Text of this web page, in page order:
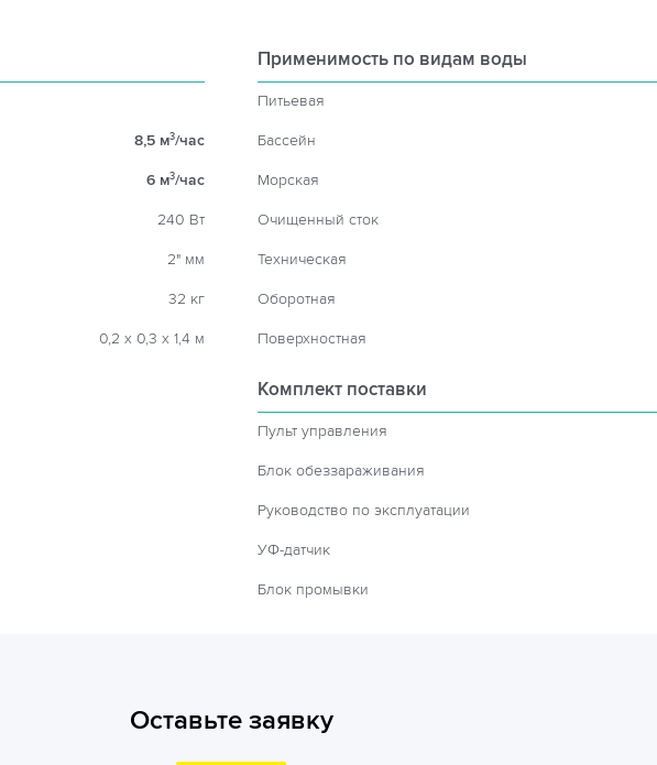
8,5 м3/час
6 м3/час
240 Вт
2" мм
32 кг
0,2 х 0,3 х 1,4 м
Применимость по видам воды
Питьевая
Бассейн
Морская
Очищенный сток
Техническая
Оборотная
Поверхностная
Комплект поставки
Пульт управления
Блок обеззараживания
Руководство по эксплуатации
УФ-датчик
Блок промывки
Оставьте заявку